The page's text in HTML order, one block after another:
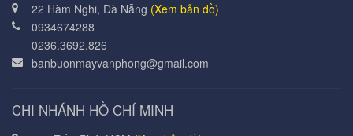
22 Hàm Nghi, Đà Nẵng (Xem bản đồ)
0934674288
0236.3692.826
banbuonmayvanphong@gmail.com
CHI NHÁNH HỒ CHÍ MINH